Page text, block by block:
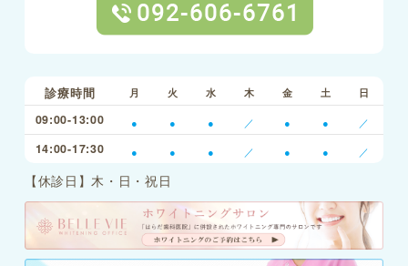
診療時間 月 火 水 木 金 土 日
09:00-13:00 ● ● ● ／ ● ● ／
14:00-17:30 ● ● ● ／ ● ● ／
【休診日】木・日・祝日